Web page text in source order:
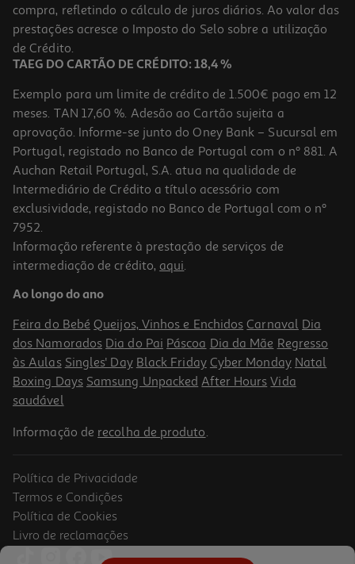
97.4 €/Lt
9,74 €
PVP Recomendado: 12,99 €
Repelente Chicco Mosquino Disposit Clássico 1un
12.74 €/un
12,74 €
-25%
PVPR
PVP Recomendado: 16,99 €
Cuidado Chicco Pós Picada Mosquino Roll-On 10ml
-25%
sobre
compra, refletindo o cálculo de juros diários. Ao valor das
prestações acresce o Imposto do Selo sobre a utilização
de Crédito.
TAEG DO CARTÃO DE CRÉDITO: 18,4 %
Exemplo para um limite de crédito de 1.500€ pago em 12
meses. TAN 17,60 %. Adesão ao Cartão sujeita a
aprovação. Informe-se junto do Oney Bank – Sucursal em
Portugal, registado no Banco de Portugal com o nº 881. A
Auchan Retail Portugal, S.A. atua na qualidade de
Intermediário de Crédito a título acessório com
exclusividade, registado no Banco de Portugal com o nº
7952.
Informação referente à prestação de serviços de
intermediação de crédito, aqui.
Ao longo do ano
Feira do Bebé Queijos, Vinhos e Enchidos Carnaval Dia
dos Namorados Dia do Pai Páscoa Dia da Mãe Regresso
às Aulas Singles' Day Black Friday Cyber Monday Natal
Boxing Days Samsung Unpacked After Hours Vida
saudável
Informação de recolha de produto.
Política de Privacidade
Termos e Condições
Política de Cookies
Livro de reclamações